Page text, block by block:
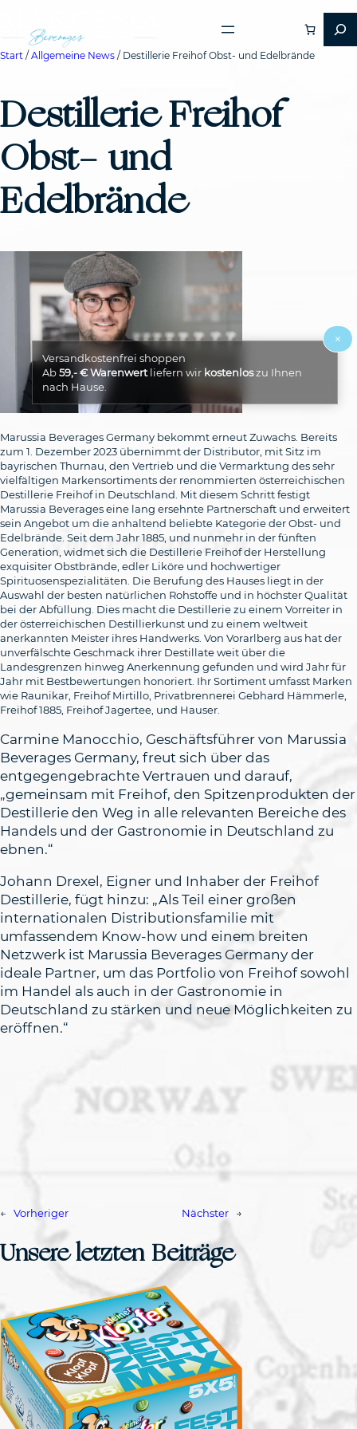
Versandkostenfrei shoppen
Ab59,- € Warenwertliefern wir kostenloszu Ihnen
nach Hause.
×
Start / Allgemeine News / Destillerie Freihof Obst- und Edelbrände
Destillerie Freihof
Obst- und
Edelbrände
Marussia Beverages Germany bekommt erneut Zuwachs. Bereits
zum 1. Dezember 2023 übernimmt der Distributor, mit Sitz im
bayrischen Thurnau, den Vertrieb und die Vermarktung des sehr
vielfältigen Markensortiments der renommierten österreichischen
Destillerie Freihof in Deutschland. Mit diesem Schritt festigt
Marussia Beverages eine lang ersehnte Partnerschaft und erweitert
sein Angebot um die anhaltend beliebte Kategorie der Obst- und
Edelbrände. Seit dem Jahr 1885, und nunmehr in der fünften
Generation, widmet sich die Destillerie Freihof der Herstellung
exquisiter Obstbrände, edler Liköre und hochwertiger
Spirituosenspezialitäten. Die Berufung des Hauses liegt in der
Auswahl der besten natürlichen Rohstoffe und in höchster Qualität
bei der Abfüllung. Dies macht die Destillerie zu einem Vorreiter in
der österreichischen Destillierkunst und zu einem weltweit
anerkannten Meister ihres Handwerks. Von Vorarlberg aus hat der
unverfälschte Geschmack ihrer Destillate weit über die
Landesgrenzen hinweg Anerkennung gefunden und wird Jahr für
Jahr mit Bestbewertungen honoriert. Ihr Sortiment umfasst Marken
wie Raunikar, Freihof Mirtillo, Privatbrennerei Gebhard Hämmerle,
Freihof 1885, Freihof Jagertee, und Hauser.
Carmine Manocchio, Geschäftsführer von Marussia
Beverages Germany, freut sich über das
entgegengebrachte Vertrauen und darauf,
„gemeinsam mit Freihof, den Spitzenprodukten der
Destillerie den Weg in alle relevanten Bereiche des
Handels und der Gastronomie in Deutschland zu
ebnen.“
Johann Drexel, Eigner und Inhaber der Freihof
Destillerie, fügt hinzu: „Als Teil einer großen
internationalen Distributionsfamilie mit
umfassendem Know-how und einem breiten
Netzwerk ist Marussia Beverages Germany der
ideale Partner, um das Portfolio von Freihof sowohl
im Handel als auch in der Gastronomie in
Deutschland zu stärken und neue Möglichkeiten zu
eröffnen.“
← Vorheriger Nächster →
Unsere letzten Beiträge